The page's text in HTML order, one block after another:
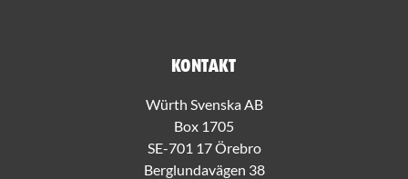
Kontakt
Würth Svenska AB
Box 1705
SE-701 17 Örebro
Berglundavägen 38